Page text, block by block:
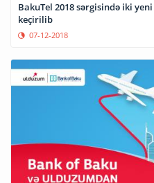
BakuTel 2018 sərgisində iki
keçirilib
07-12-2018